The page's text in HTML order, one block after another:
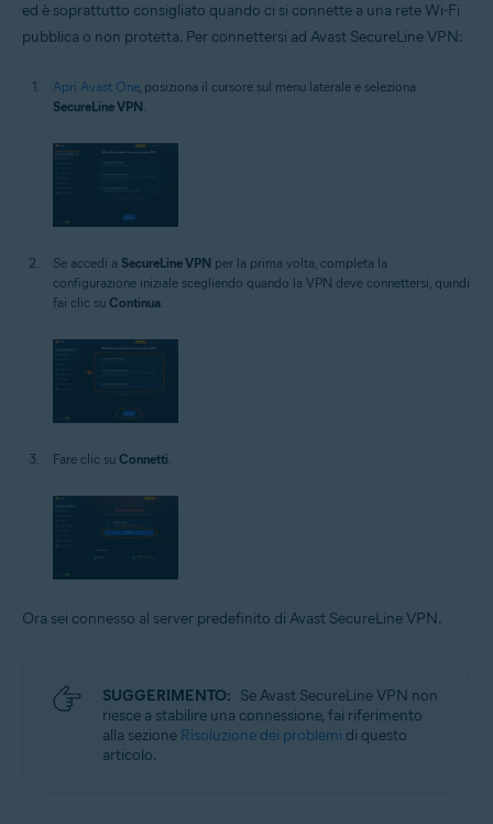
ed è soprattutto consigliato quando ci si connette a una rete Wi-Fi
pubblica o non protetta. Per connettersi ad Avast SecureLine VPN:
Apri Avast One, posiziona il cursore sul menu laterale e seleziona
SecureLine VPN.
Se accedi a SecureLine VPN per la prima volta, completa la
configurazione iniziale scegliendo quando la VPN deve connettersi, quindi
fai clic su Continua.
Fare clic su Connetti.
Ora sei connesso al server predefinito di Avast SecureLine VPN.
SUGGERIMENTO: Se Avast SecureLine VPN non
riesce a stabilire una connessione, fai riferimento
alla sezione Risoluzione dei problemi di questo
articolo.